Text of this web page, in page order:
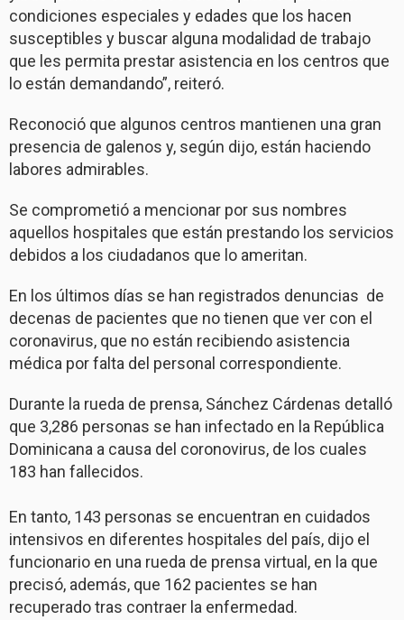
condiciones especiales y edades que los hacen
susceptibles y buscar alguna modalidad de trabajo
que les permita prestar asistencia en los centros que
lo están demandando”, reiteró.
Reconoció que algunos centros mantienen una gran
presencia de galenos y, según dijo, están haciendo
labores admirables.
Se comprometió a mencionar por sus nombres
aquellos hospitales que están prestando los servicios
debidos a los ciudadanos que lo ameritan.
En los últimos días se han registrados denuncias de
decenas de pacientes que no tienen que ver con el
coronavirus, que no están recibiendo asistencia
médica por falta del personal correspondiente.
Durante la rueda de prensa, Sánchez Cárdenas detalló
que 3,286 personas se han infectado en la República
Dominicana a causa del coronovirus, de los cuales
183 han fallecidos.
En tanto, 143 personas se encuentran en cuidados
intensivos en diferentes hospitales del país, dijo el
funcionario en una rueda de prensa virtual, en la que
precisó, además, que 162 pacientes se han
recuperado tras contraer la enfermedad.